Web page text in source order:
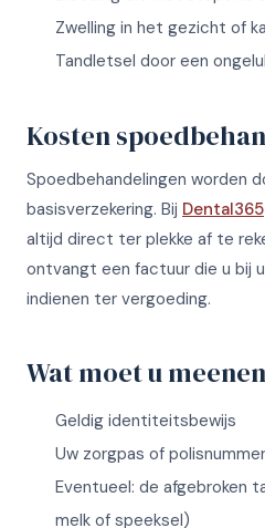
Zwelling in het gezicht of
Tandletsel door een
Kosten
Spoedbehandelingen worden
basisverzekering. Bij Dental365
altijd direct ter plekke af te
ontvangt een factuur die u bij
indienen ter vergoeding.
Wat moet u
Geldig identiteitsbewijs
Uw zorgpas of polisnummer
Eventueel: de afgebroken
melk of speeksel)